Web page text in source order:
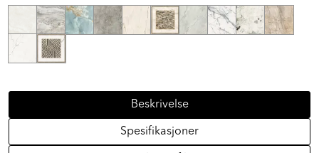
Beskrivelse
Spesifikasjoner